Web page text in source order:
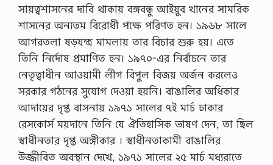
সায়ত্বশাসনের দাবি থাকায় বঙ্গবন্ধু আইয়ুব খানের সামরিক
শাসনের অন্যতম বিরােধী পক্ষে পরিণত হন। ১৯৬৮ সালে
আগরতলা ষড়যন্ত্র মামলায় তার বিচার শুরু হয়। এতে
তিনি নির্দোষ প্রমাণিত হন। ১৯৭০-এর নির্বাচনে তার
নেতৃত্বাধীন আওয়ামী লীগ বিপুল বিজয় অর্জন করলেও
সরকার গঠনের সুযােগ দেওয়া হয়নি। বাঙালির অধিকার
আদায়ের দৃপ্ত বাসনায় ১৯৭১ সালের ৭ই মার্চ ঢাকার
রেসকোর্স ময়দানে তিনি যে ঐতিহাসিক ভাষণ দেন, তা ছিল
স্বাধীনতার দৃপ্ত অঙ্গীকার । স্বাধীনতাকামী বাঙালির
উজ্জীবিত অবস্থান দেখে, ১৯৭১ সালের ২৫ মার্চ মধ্যরাতে